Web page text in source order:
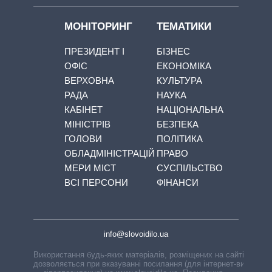
МОНІТОРИНГ
ПРЕЗИДЕНТ І
ОФІС
ВЕРХОВНА
РАДА
КАБІНЕТ
МІНІСТРІВ
ГОЛОВИ
ОБЛАДМІНІСТРАЦІЙ
МЕРИ МІСТ
ВСІ ПЕРСОНИ
ТЕМАТИКИ
БІЗНЕС
ЕКОНОМІКА
КУЛЬТУРА
НАУКА
НАЦІОНАЛЬНА
БЕЗПЕКА
ПОЛІТИКА
ПРАВО
СУСПІЛЬСТВО
ФІНАНСИ
info@slovoidilo.ua
Використання будь-яких матеріалів, розміщених на сайті,
дозволяється при вказуванні посилання (для інтернет-видань